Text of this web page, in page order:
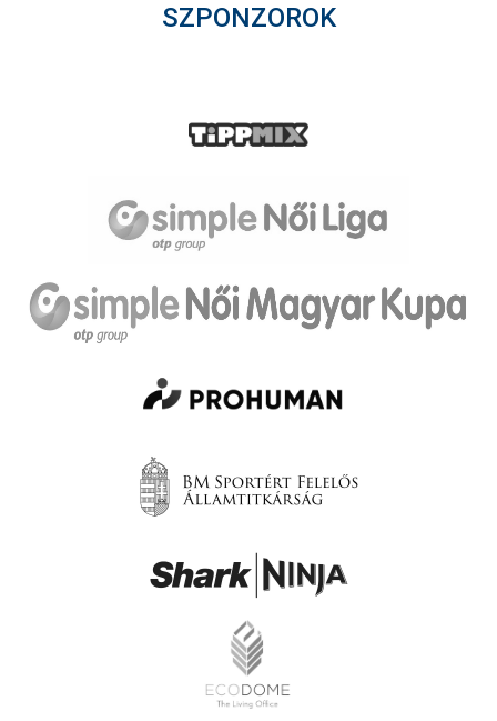
SZPONZOROK